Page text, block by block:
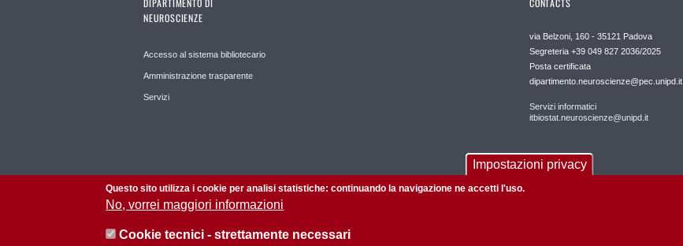
NEUROSCIENZE
Accesso al sistema bibliotecario
Amministrazione trasparente
Servizi
via Belzoni, 160 - 35121 Padova
Segreteria +39 049 827 2036/2025
Posta certificata
dipartimento.neuroscienze@pec.unipd.it
Servizi informatici
itbiostat.neuroscienze@unipd.it
Impostazioni privacy
Questo sito utilizza i cookie per analisi statistiche: continuando la navigazione ne accetti l'uso.
No, vorrei maggiori informazioni
Cookie tecnici - strettamente necessari